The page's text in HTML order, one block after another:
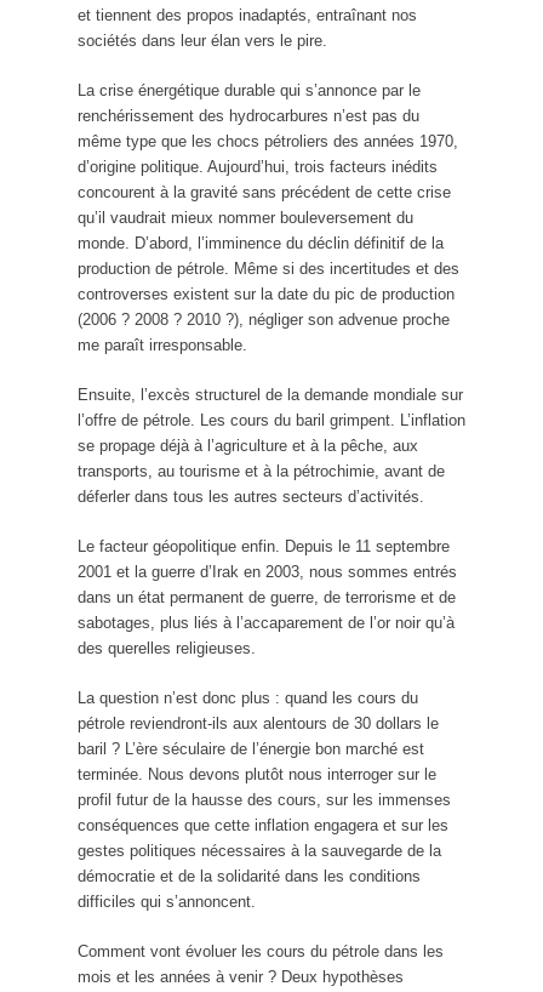
et tiennent des propos inadaptés, entraînant nos
sociétés dans leur élan vers le pire.
La crise énergétique durable qui s’annonce par le
renchérissement des hydrocarbures n’est pas du
même type que les chocs pétroliers des années 1970,
d’origine politique. Aujourd’hui, trois facteurs inédits
concourent à la gravité sans précédent de cette crise
qu’il vaudrait mieux nommer bouleversement du
monde. D’abord, l’imminence du déclin définitif de la
production de pétrole. Même si des incertitudes et des
controverses existent sur la date du pic de production
(2006 ? 2008 ? 2010 ?), négliger son advenue proche
me paraît irresponsable.
Ensuite, l’excès structurel de la demande mondiale sur
l’offre de pétrole. Les cours du baril grimpent. L’inflation
se propage déjà à l’agriculture et à la pêche, aux
transports, au tourisme et à la pétrochimie, avant de
déferler dans tous les autres secteurs d’activités.
Le facteur géopolitique enfin. Depuis le 11 septembre
2001 et la guerre d’Irak en 2003, nous sommes entrés
dans un état permanent de guerre, de terrorisme et de
sabotages, plus liés à l’accaparement de l’or noir qu’à
des querelles religieuses.
La question n’est donc plus : quand les cours du
pétrole reviendront-ils aux alentours de 30 dollars le
baril ? L’ère séculaire de l’énergie bon marché est
terminée. Nous devons plutôt nous interroger sur le
profil futur de la hausse des cours, sur les immenses
conséquences que cette inflation engagera et sur les
gestes politiques nécessaires à la sauvegarde de la
démocratie et de la solidarité dans les conditions
difficiles qui s’annoncent.
Comment vont évoluer les cours du pétrole dans les
mois et les années à venir ? Deux hypothèses